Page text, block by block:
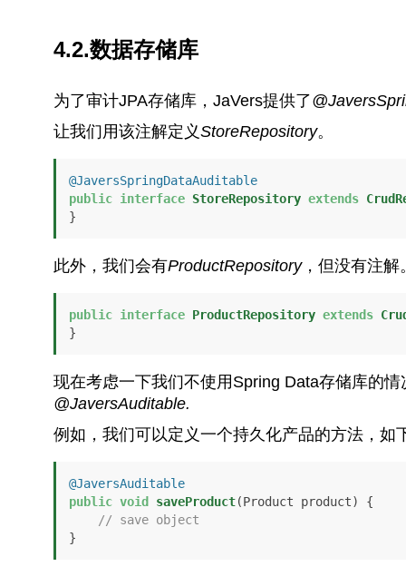
4.2.数据存储库
为了审计JPA存储库，JaVers提供了
让我们用该注解定义StoreRepository。
@JaversSpringDataAuditable
public interface StoreRepository extends
}
此外，我们会有ProductRepository，但没有注解
public interface ProductRepository extends
}
现在考虑一下我们不使用Spring Data存储库的
@JaversAuditable.
例如，我们可以定义一个持久化产品的方法，如
@JaversAuditable
public void saveProduct(Product product)
{
// save object
}